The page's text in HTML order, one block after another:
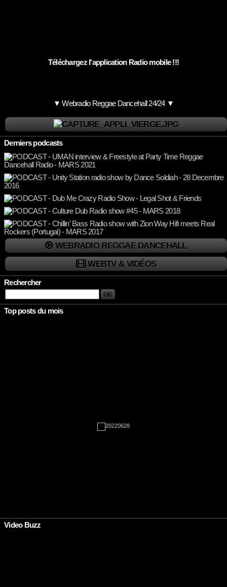
Téléchargez l'application Radio mobile !!!
▼ Webradio Reggae Dancehall 24/24 ▼
Derniers podcasts
WEBRADIO REGGAE DANCEHALL
WEBTV & VIDÉOS
Rechercher
Top posts du mois
•
Video Buzz